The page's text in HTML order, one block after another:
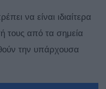
να είναι ιδιαίτερα
τους από τα σημεία
την υπάρχουσα